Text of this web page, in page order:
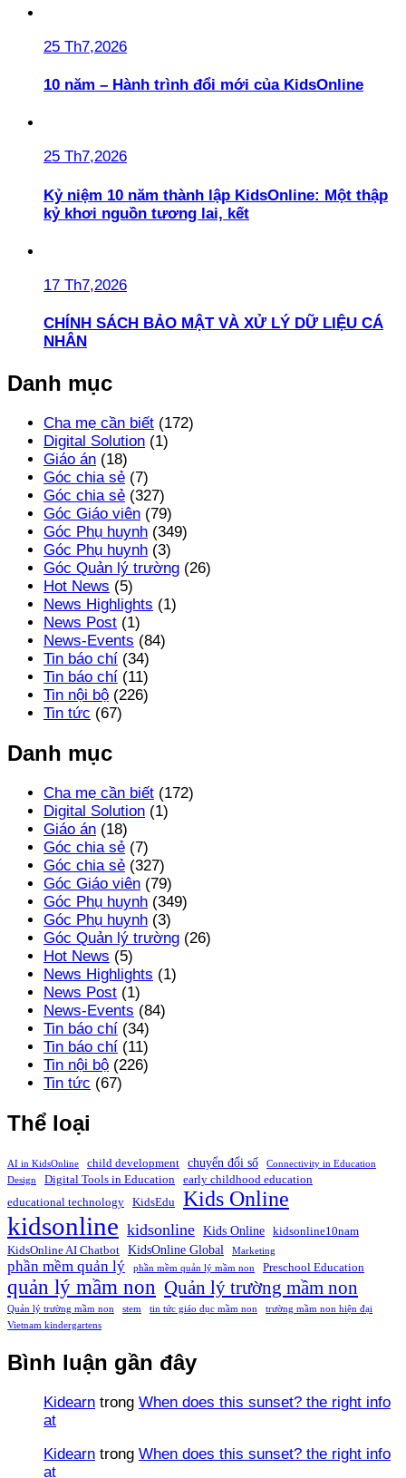
25 Th7,2026
10 năm – Hành trình đổi mới của KidsOnline
25 Th7,2026
Kỷ niệm 10 năm thành lập KidsOnline: Một thập
kỷ khơi nguồn tương lai, kết
17 Th7,2026
CHÍNH SÁCH BẢO MẬT VÀ XỬ LÝ DỮ LIỆU CÁ
NHÂN
Danh mục
Cha mẹ cần biết (172)
Digital Solution (1)
Giáo án (18)
Góc chia sẻ (7)
Góc chia sẻ (327)
Góc Giáo viên (79)
Góc Phụ huynh (349)
Góc Phụ huynh (3)
Góc Quản lý trường (26)
Hot News (5)
News Highlights (1)
News Post (1)
News-Events (84)
Tin báo chí (34)
Tin báo chí (11)
Tin nội bộ (226)
Tin tức (67)
Danh mục
Cha mẹ cần biết (172)
Digital Solution (1)
Giáo án (18)
Góc chia sẻ (7)
Góc chia sẻ (327)
Góc Giáo viên (79)
Góc Phụ huynh (349)
Góc Phụ huynh (3)
Góc Quản lý trường (26)
Hot News (5)
News Highlights (1)
News Post (1)
News-Events (84)
Tin báo chí (34)
Tin báo chí (11)
Tin nội bộ (226)
Tin tức (67)
Thể loại
AI in KidsOnline child development chuyển đổi số
Connectivity in Education
Design
Digital Tools in Education
early childhood education
educational technology
KidsEdu Kids Online
kidsonline kidsonline Kids Online
kidsonline10nam
KidsOnline AI Chatbot
KidsOnline Global Marketing
phần mềm quản lý phần mềm quản lý mầm non Preschool Education
quản lý mầm non Quản lý trường mầm non
Quản lý trường mầm non stem tin tức giáo dục mầm non
trường mầm non hiện đại
Vietnam kindergartens
Bình luận gần đây
Kidearn trong When does this sunset? the right info
at
Kidearn trong When does this sunset? the right info
at